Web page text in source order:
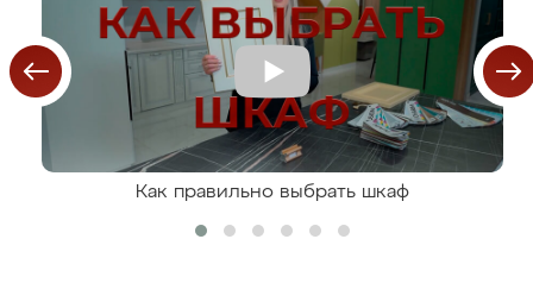
Как правильно выбрать шкаф